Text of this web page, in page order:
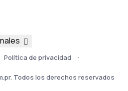
Política de privacidad
Todos los derechos reservados